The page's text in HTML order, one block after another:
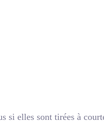
si elles sont tirées à